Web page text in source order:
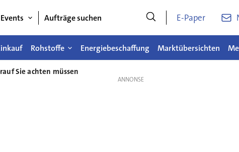
Events Aufträge suchen E-Paper
Rohstoffe Energiebeschaffung Marktübersichten
Sie achten müssen